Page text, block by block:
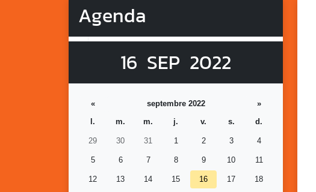
Agenda
16 SEP 2022
« septembre 2022
»
l.
m. m. j. v. s. d.
29 30 31 1 2 3 4
5 6 7 8 9 10 11
12 13 14 15 16 17 18